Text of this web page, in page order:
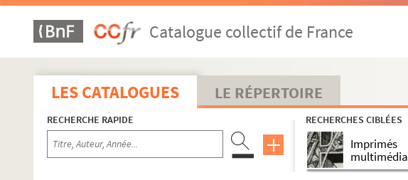
Catalogue collectif de France
LES CATALOGUES LE RÉPERTOIRE
RECHERCHE RAPIDE RECHERCHES CIBLÉES
Imprimés
multimédia